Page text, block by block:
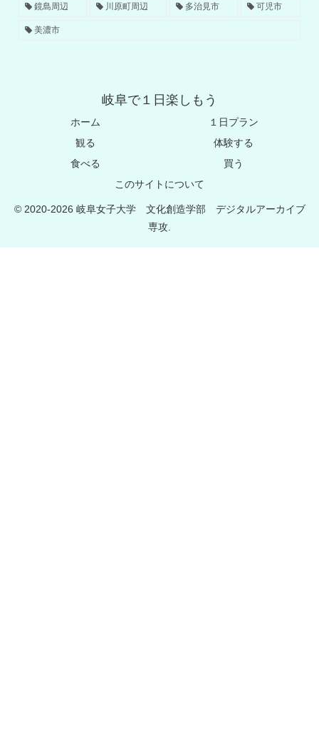
鏡島周辺 川原町周辺 多治見市 可児市
美濃市
岐阜で１日楽しもう
ホーム
１日プラン
観る
体験する
食べる
買う
このサイトについて
© 2020-2026 岐阜女子大学 文化創造学部 デジタルアーカイブ
専攻.